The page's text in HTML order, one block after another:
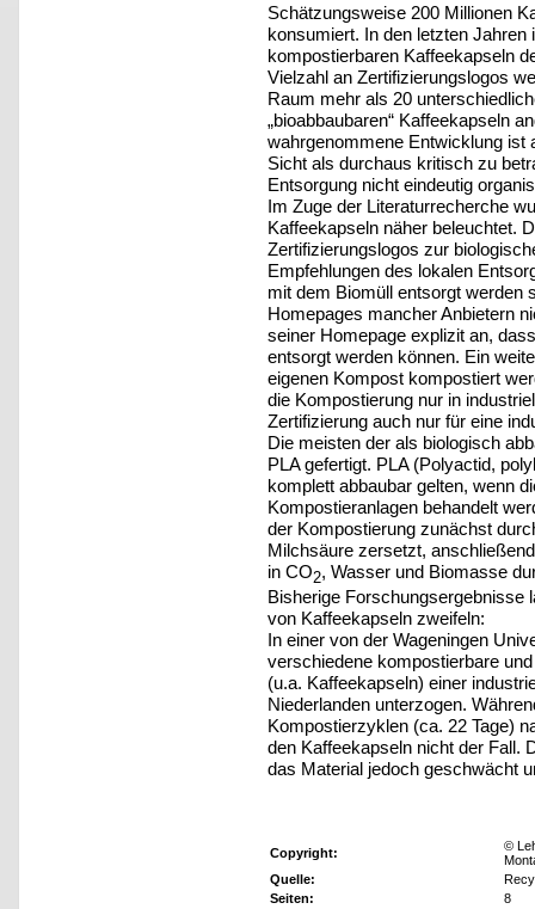
Schätzungsweise 200 Millionen
konsumiert. In den letzten
kompostierbaren Kaffeekapseln
Vielzahl an Zertifizierungslogos
Raum mehr als 20
„bioabbaubaren“ Kaffeekapseln
wahrgenommene Entwicklung ist
Sicht als durchaus kritisch zu
Entsorgung nicht eindeutig
Im Zuge der Literaturrecherche
Kaffeekapseln näher beleuchtet.
Zertifizierungslogos zur
Empfehlungen des lokalen
mit dem Biomüll entsorgt werden
Homepages mancher Anbietern
seiner Homepage explizit an,
entsorgt werden können. Ein
eigenen Kompost kompostiert
die Kompostierung nur in
Zertifizierung auch nur für eine
Die meisten der als biologisch
PLA gefertigt. PLA (Polyactid,
komplett abbaubar gelten, wenn
Kompostieranlagen behandelt
der Kompostierung zunächst
Milchsäure zersetzt,
in CO2, Wasser und Biomasse
Bisherige Forschungsergebnisse
von Kaffeekapseln zweifeln:
In einer von der Wageningen
verschiedene kompostierbare
(u.a. Kaffeekapseln) einer
Niederlanden unterzogen.
Kompostierzyklen (ca. 22 Tage)
den Kaffeekapseln nicht der Fall.
das Material jedoch geschwächt
Copyright:
©
Quelle:
Seiten:
8